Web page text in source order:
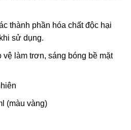
thành phần hóa chất độc hại
sử dụng.
vệ làm trơn, sáng bóng bề mặt
(màu vàng)